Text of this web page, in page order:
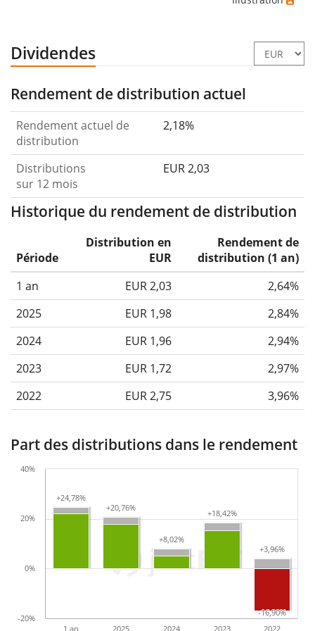
Dividendes
Rendement de distribution actuel
Rendement actuel de
distribution
2,18%
Distributions
sur 12 mois
EUR 2,03
Historique du rendement de distribution
Période
Distribution en
EUR
Rendement de
distribution (1 an)
1 an
EUR 2,03
2,64%
2025
EUR 1,98
2,84%
2024
EUR 1,96
2,94%
2023
EUR 1,72
2,97%
2022
EUR 2,75 3,96%
Part des distributions dans le rendement
-16,90%
-16,90%
+24,78%
+24,78%
+20,76%
+20,76%
+8,02%
+8,02%
+18,42%
+18,42%
+3,96%
+3,96%
1 an 2025 2024 2023 2022
-20%
0%
20%
40%